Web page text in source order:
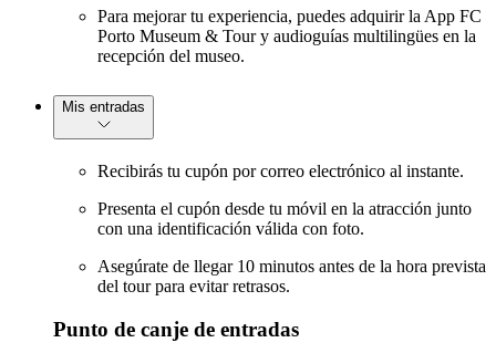
Para mejorar tu experiencia, puedes adquirir la App FC
Porto Museum & Tour y audioguías multilingües en la
recepción del museo.
Mis entradas
Recibirás tu cupón por correo electrónico al instante.
Presenta el cupón desde tu móvil en la atracción junto
con una identificación válida con foto.
Asegúrate de llegar 10 minutos antes de la hora prevista
del tour para evitar retrasos.
Punto de canje de entradas